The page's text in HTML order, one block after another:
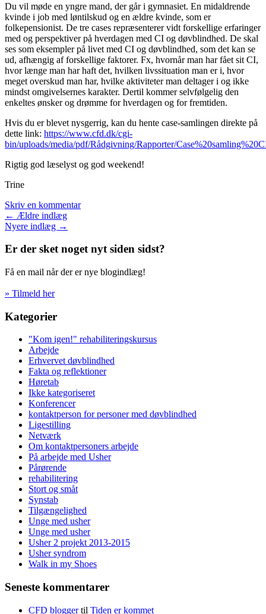
Du vil møde en yngre mand, der går i gymnasiet. En midaldrende
kvinde i job med løntilskud og en ældre kvinde, som er
folkepensionist. De tre cases repræsenterer vidt forskellige erfaringer
med og perspektiver på hverdagen med CI og døvblindhed. De skal
ses som eksempler på livet med CI og døvblindhed, som det kan se
ud, afhængig af forskellige faktorer. Fx, hvornår man har fået sit CI,
hvor længe man har haft det, hvilken livssituation man er i, hvor
meget overskud man har, hvilke aktiviteter man deltager i og ikke
mindst omgivelsernes karakter. Dertil kommer selvfølgelig den
enkeltes ønsker og drømme for hverdagen og for fremtiden.
Hvis du er blevet nysgerrig, kan du hente case-samlingen direkte på
dette link: https://www.cfd.dk/cgi-
bin/uploads/media/pdf/Rådgivning/Rapporter/
Rigtig god læselyst og god weekend!
Trine
Skriv en kommentar
Indlægsnavigation
← Ældre indlæg
Nyere indlæg →
Er der sket noget nyt siden sidst?
Få en mail når der er nye blogindlæg!
» Tilmeld her
Kategorier
"Kom igen!" rehabiliteringskursus
Arbejde
Erhvervet døvblindhed
Fakta og reflektioner
Høretab
Ikke kategoriseret
Konferencer
kontaktperson for personer med døvblindhed
Ligestilling
Netværk
Om kontaktpersoners arbejde
På arbejde med Usher
Pårørende
rehabilitering
Stort og småt
Synstab
Tilgængelighed
Unge med usher
Unge med usher
Usher 2 projekt 2013-2015
Usher syndrom
Walk in my Shoes
Seneste kommentarer
CFD bloggertil Tiden er kommet